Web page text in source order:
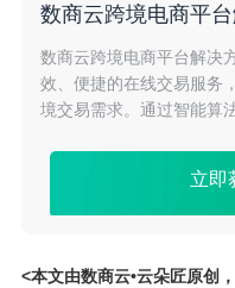
数商云跨境电商平
数商云跨境电商平台解决
效、便捷的在线交易服务
境交易需求。通过智能算
立即
<本文由数商云•云朵匠原创